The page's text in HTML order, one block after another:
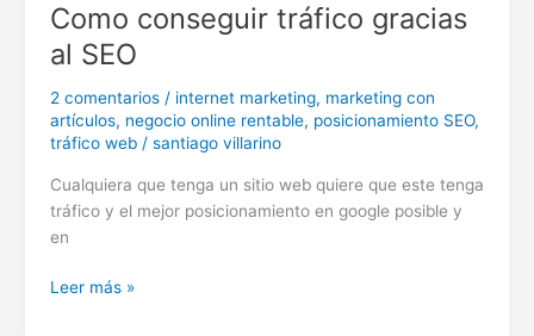
Como conseguir tráfico gracias
al SEO
2 comentarios / internet marketing, marketing con
artículos, negocio online rentable, posicionamiento SEO,
tráfico web/ santiago villarino
Cualquiera que tenga un sitio web quiere que este tenga
tráfico y el mejor posicionamiento en google posible y
en
Como
Leer más »